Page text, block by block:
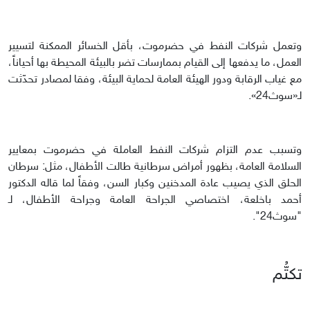
وتعمل شركات النفط في حضرموت، بأقل الخسائر الممكنة لتسيير
العمل، ما يدفعها إلى القيام بممارسات تضر بالبيئة المحيطة بها أحياناً،
مع غياب الرقابة ودور الهيئة العامة لحماية البيئة، وفقا لمصادر تحدّثت
لـ«سوث24».
وتسبب عدم التزام شركات النفط العاملة في حضرموت بمعايير
السلامة العامة، بظهور أمراض سرطانية طالت الأطفال، مثل: سرطان
الحلق الذي يصيب عادة المدخنين وكبار السن، وفقاً لما قاله الدكتور
أحمد باخلعة، اختصاصي الجراحة العامة وجراحة الأطفال، لـ
"سوث24".
تكتُّم